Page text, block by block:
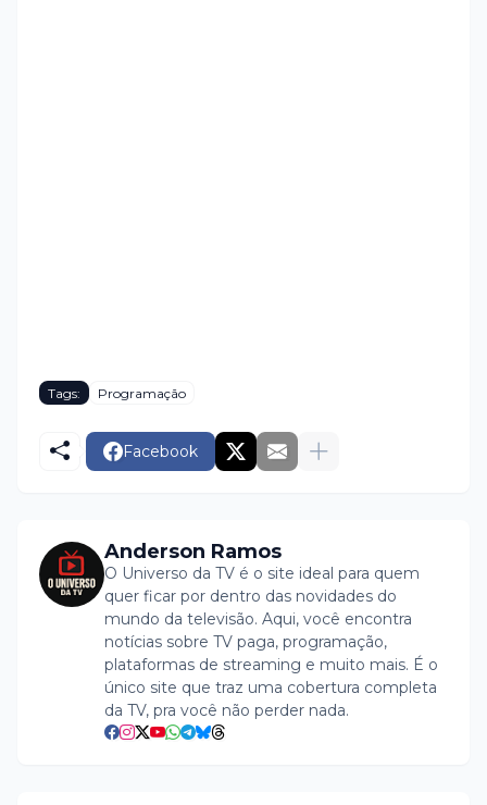
Tags: Programação
Facebook
Anderson Ramos
O Universo da TV é o site ideal para quem
quer ficar por dentro das novidades do
mundo da televisão. Aqui, você encontra
notícias sobre TV paga, programação,
plataformas de streaming e muito mais. É o
único site que traz uma cobertura completa
da TV, pra você não perder nada.